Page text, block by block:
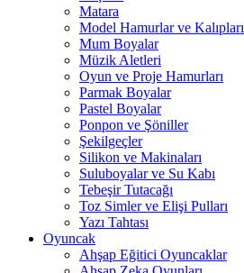
Matara
Model Hamurlar ve Kalıpları
Mum Boyalar
Müzik Aletleri
Oyun ve Proje Hamurları
Parmak Boyalar
Pastel Boyalar
Ponpon ve Şöniller
Şekilgeçler
Silikon ve Makinaları
Suluboyalar ve Su Kabı
Tebeşir Tutacağı
Toz Simler ve Elişi Pulları
Yazı Tahtası
Oyuncak
Ahşap Eğitici Oyuncaklar